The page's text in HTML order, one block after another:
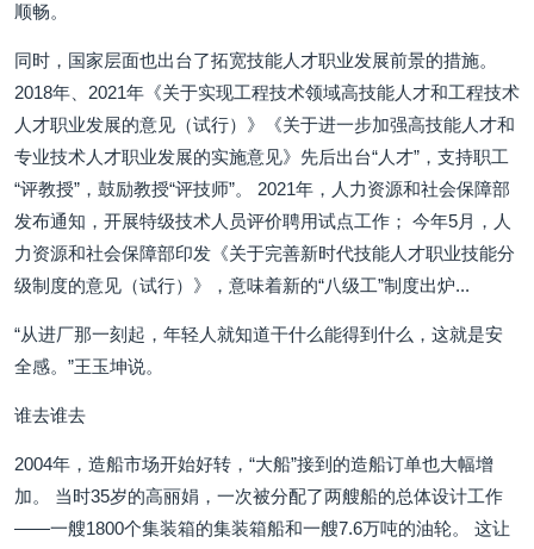
顺畅。
同时，国家层面也出台了拓宽技能人才职业发展前景的措施。
2018年、2021年《关于实现工程技术领域高技能人才和工程技术
人才职业发展的意见（试行）》《关于进一步加强高技能人才和
专业技术人才职业发展的实施意见》先后出台“人才”，支持职工
“评教授”，鼓励教授“评技师”。 2021年，人力资源和社会保障部
发布通知，开展特级技术人员评价聘用试点工作； 今年5月，人
力资源和社会保障部印发《关于完善新时代技能人才职业技能分
级制度的意见（试行）》，意味着新的“八级工”制度出炉...
“从进厂那一刻起，年轻人就知道干什么能得到什么，这就是安
全感。”王玉坤说。
谁去谁去
2004年，造船市场开始好转，“大船”接到的造船订单也大幅增
加。 当时35岁的高丽娟，一次被分配了两艘船的总体设计工作
——一艘1800个集装箱的集装箱船和一艘7.6万吨的油轮。 这让